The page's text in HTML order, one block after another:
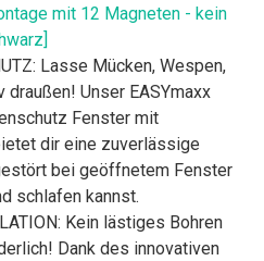
mit 12 Magneten - kein
Lasse Mücken, Wespen,
Unser EASYmaxx
Fenster mit
dir eine zuverlässige
bei geöffnetem Fenster
schlafen kannst.
Kein lästiges Bohren
Dank des innovativen